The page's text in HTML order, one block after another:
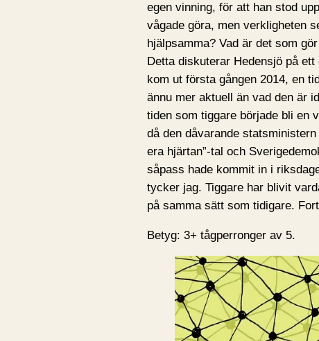
egen vinning, för att han stod
vågade göra, men verkligheten
hjälpsamma? Vad är det som
Detta diskuterar Hedensjö på
kom ut första gången 2014, en
ännu mer aktuell än vad den är
tiden som tiggare började bli en
då den dåvarande statsministern
era hjärtan”-tal och
såpass hade kommit in i
tycker jag. Tiggare har blivit
på samma sätt som tidigare.
Betyg: 3+ tågperronger av 5.